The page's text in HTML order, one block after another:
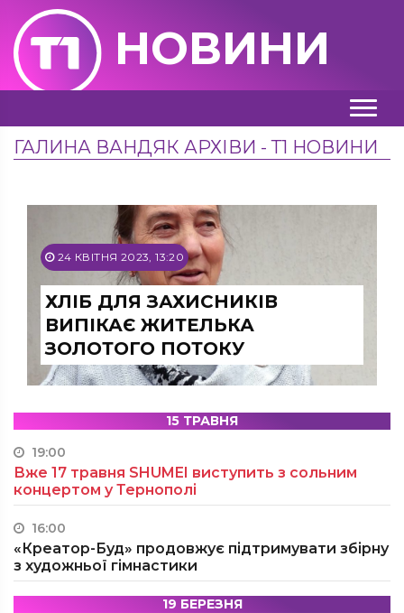
НОВИНИ
ГАЛИНА ВАНДЯК АРХІВИ - Т1 НОВИНИ
24 КВІТНЯ 2023, 13:20
ХЛІБ ДЛЯ ЗАХИСНИКІВ
ВИПІКАЄ ЖИТЕЛЬКА
ЗОЛОТОГО ПОТОКУ
15 ТРАВНЯ
19:00
Вже 17 травня SHUMEI виступить з сольним
концертом у Тернополі
16:00
«Креатор-Буд» продовжує підтримувати збірну
з художньої гімнастики
19 БЕРЕЗНЯ